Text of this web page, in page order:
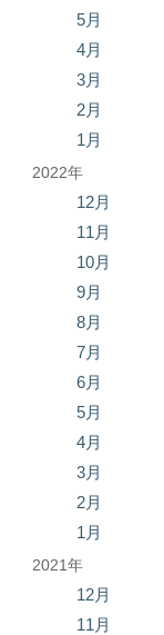
5月
4月
3月
2月
1月
2022年
12月
11月
10月
9月
8月
7月
6月
5月
4月
3月
2月
1月
2021年
12月
11月